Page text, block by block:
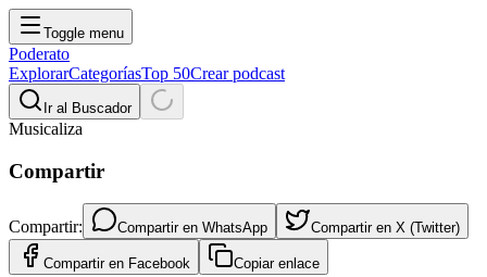
Toggle menu
Poderato
ExplorarCategoríasTop 50Crear podcast
Ir al Buscador
Musicaliza
Compartir
Compartir: Compartir en WhatsApp Compartir en X (Twitter)
Compartir en Facebook Copiar enlace